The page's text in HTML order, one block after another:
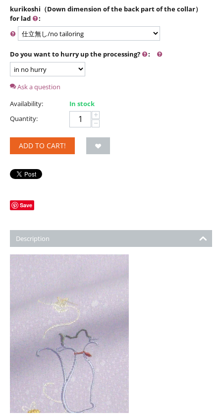
kurikoshi（Down dimension of the back part of the collar）
for lad
:
Do you want to hurry up the processing? :
Ask a question
Availability:
In stock
Quantity:
+
−
ADD TO CART!
Save
Description